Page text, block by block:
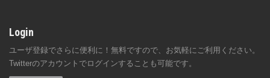
Login
ユーザ登録でさらに便利に！無料ですので、お気軽にご利用ください。
Twitterのアカウントでログインすることも可能です。